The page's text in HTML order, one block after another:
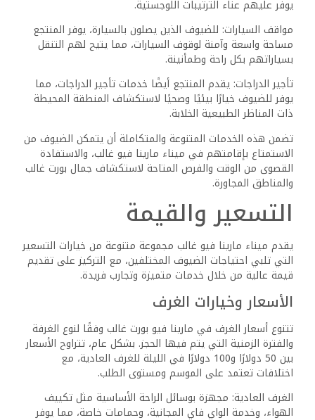
الغرف الفاخرة: توفر تجربة محسنة مع مساحات أكبر وإطلالات
أفضل على المناظر الطبيعية المحيطة، مما يجعلها خيارًا مثاليًا
لمن يبحثون عن مزيد من الراحة والرفاهية.
الغرف العائلية: مثالية للعائلات، مع مساحات أوسع وتصميمات
مريحة تلبي احتياجات جميع أفراد الأسرة.
يمكن أن تشمل العروض الترويجية الموسمية خصومات خاصة،
مما يسمح للضيوف بالاستفادة من أسعار أقل خلال الفترات ذات
الطلب المنخفض.
تكاليف وخدمات إضافية
بالإضافة إلى تكلفة الإقامة الأساسية، قد تتحمل بعض الخدمات
والأنشطة تكاليف إضافية:
الضرائب ورسوم الخدمة: تختلف وفقًا للسياسات المحلية وقد
تكون مشمولة أو مضافة إلى الفاتورة النهائية.
خيارات تناول الطعام: يمتلك الفندق مطعمًا وبارًا يوفران
مجموعة من الأطباق والمشروبات. يتم احتساب هذه الخدمات
بشكل منفصل عن تكلفة الإقامة.
الأنشطة الترفيهية: تشمل الأنشطة مثل الغوص ورحلات
الاستكشاف تكلفة إضافية، وغالبًا ما يتم تقديم صفقات حزم
تجمع بين الإقامة وبعض الأنشطة، مما يوفر للضيوف قيمة
أفضل.
يوصى بالتحقق من أي عروض أو خصومات موسمية قد تكون